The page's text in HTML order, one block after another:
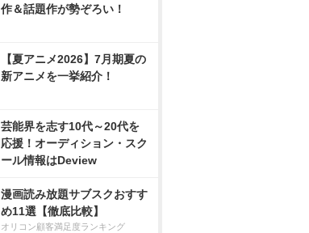
作＆話題作が勢ぞろい！
【夏アニメ2026】7月期夏の
新アニメを一挙紹介！
芸能界を志す10代～20代を
応援！オーディション・スク
ール情報はDeview
漫画読み放題サブスクおすす
め11選【徹底比較】
オリコン顧客満足度ランキング